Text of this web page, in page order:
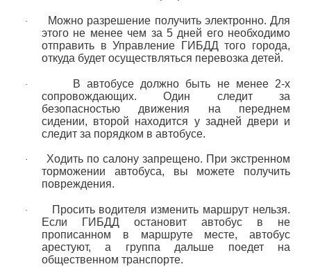
·
Можно разрешение получить электронно. Для
этого не менее чем за 5 дней его необходимо
отправить в Управление ГИБДД того города,
откуда будет осуществляться перевозка детей.
·
В автобусе должно быть не менее 2-х
сопровождающих. Один следит за
безопасностью движения на переднем
сидении, второй находится у задней двери и
следит за порядком в автобусе.
·
Ходить по салону запрещено. При экстренном
торможении автобуса, вы можете получить
повреждения.
·
Просить водителя изменить маршрут нельзя.
Если ГИБДД остановит автобус в не
прописанном в маршруте месте, автобус
арестуют, а группа дальше поедет на
общественном транспорте.